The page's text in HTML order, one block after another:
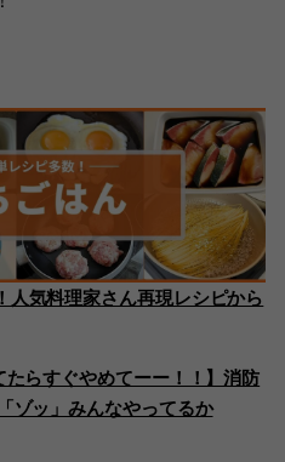
気料理家さん再現レシピから
たらすぐやめてーー！！】消防
ゾッ」みんなやってるか